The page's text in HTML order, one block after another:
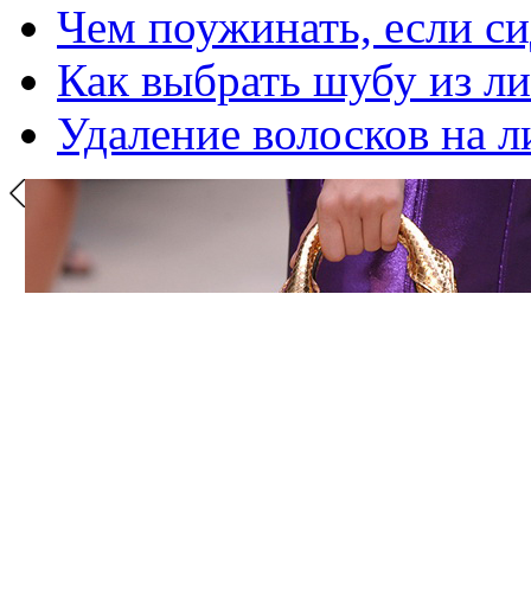
Чем поужинать, если
Как выбрать шубу из
Удаление волосков на